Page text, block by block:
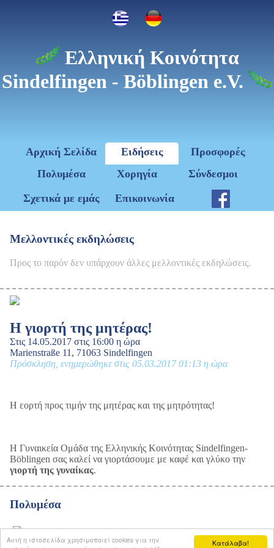
Κατάλαβα!
Αυτή η ιστοσελίδα χρησιμοποιεί cookies για την
Ελληνική Κοινότητα
Sindelfingen - Böblingen e.V.
Αρχική Σελίδα Ειδήσεις
Προσφορές
Πολυμέσα
Χορηγία
Σύνδεσμοι
Σχετικά με εμάς
Επικοινωνία
Μελλοντικές εκδηλώσεις
Προς το παρόν δεν υπάρχουν άλλες μελλοντικές εκδηλώσεις.
Η γιορτή της μητέρας!
Στις 14.05.2017 στις 16:00 η ώρα
Marienstraße 11, 71063 Sindelfingen
Πρόσκληση, ενημερώθηκε στις 05.03.2017 01:13 η ώρα
Η εορτή προς τιμήν της μητέρας και της μητρότητας!
Η Γυναικεία Ομάδα της Ελληνικής Κοινότητας Sindelfingen-
Böblingen σας καλεί να γιορτάσουμε με καφέ και γλύκο την
γιορτή της γυναίκας.
Πολυμέσα